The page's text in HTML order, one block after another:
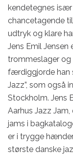
kendetegnes
chancetagende
udtryk og klare
Jens Emil
trommeslager og
færdiggjorde han
Jazz”, som også
Stockholm. Jens
Aarhus Jazz
jams i
er i trygge
største danske